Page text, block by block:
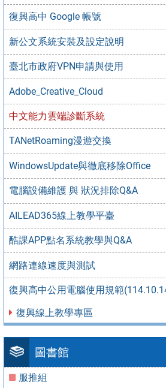
復興高中 Google 帳號
新公文系統安裝及設定說明
臺北市政府VPN申請與使用
Adobe_Creative_Cloud
中文能力雲端診斷系統
TANetRoaming漫遊交換
WindowsUpdate與徹底移除Office
電腦設備維護 與 狀況排除Q&A
AILEAD365線上教學平臺
酷課APP點名系統教學與Q&A
網路連線速度與測試
復興高中公用電腦使用規範
復興線上教學專區
圖書館
服推組